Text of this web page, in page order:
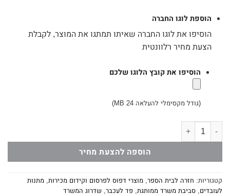
הוספת לוגו החברה
הוסיפו את לוגו החברה שאיתו תמתגו את המוצר, לקבלת
הצעת מחיר רלוונטית
הוסיפו את קובץ הלוגו שלכם
(גודל מקסימלי להעלאה 24 MB)
כמות של מולטי פד משולב מחברת הודעות
הוספה להצעת מחיר
קטגוריות: חזרה לבית הספר מוצרי דפוס לפרסום וקידום מכירות מתנות
לעובדים סביבת משרד ממותגת פד לעכבר שדרוג המשרד